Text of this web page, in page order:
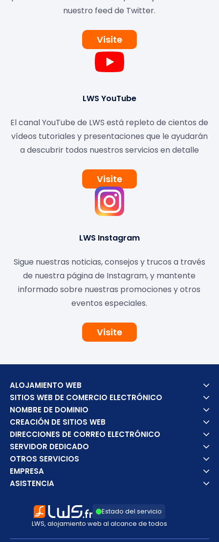
nuestro feed de Twitter.
Visite
LWS YouTube
El canal YouTube de LWS está repleto de cientos de
vídeos tutoriales y presentaciones que le ayudarán
a descubrir todos nuestros servicios en detalle
Visite
LWS Instagram
Sigue nuestras noticias, consejos y trucos a través
de nuestra página de Instagram, y mantente
informado sobre nuestras promociones y otros
eventos especiales.
Visite
ALOJAMIENTO WEB
SITIOS WEB DE COMERCIO ELECTRÓNICO
NOMBRE DE DOMINIO
CREACIÓN DE SITIOS WEB
DIRECCIONES DE CORREO ELECTRÓNICO
SERVIDOR DEDICADO
OTROS SERVICIOS
EMPRESA
ASISTENCIA
Estado del servicio
LWS, alojamiento web al alcance de todos